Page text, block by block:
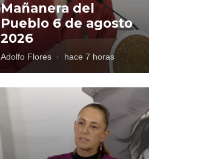
Mañanera del
Pueblo 6 de agosto
2026
Adolfo Flores · hace 7 horas